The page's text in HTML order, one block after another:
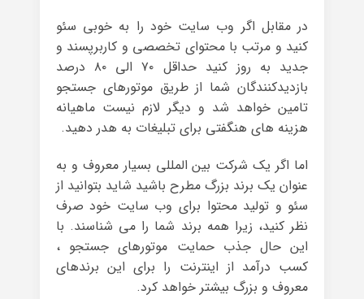
در مقابل اگر وب سایت خود را به خوبی سئو
کنید و مرتب با محتوای تخصصی و کاربرپسند و
جدید به روز کنید حداقل ۷۰ الی ۸۰ درصد
بازدیدکنندگان شما از طریق موتورهای جستجو
تامین خواهد شد و دیگر لازم نیست ماهیانه
هزینه های هنگفتی برای تبلیغات به هدر دهید.
اما اگر یک شرکت بین المللی بسیار معروف و به
عنوان یک برند بزرگ مطرح باشید شاید بتوانید از
سئو و تولید محتوا برای وب سایت خود صرف
نظر کنید، زیرا همه برند شما را می شناسند. با
این حال جذب حمایت موتورهای جستجو ،
کسب درآمد از اینترنت را برای این برندهای
معروف و بزرگ بیشتر خواهد کرد.